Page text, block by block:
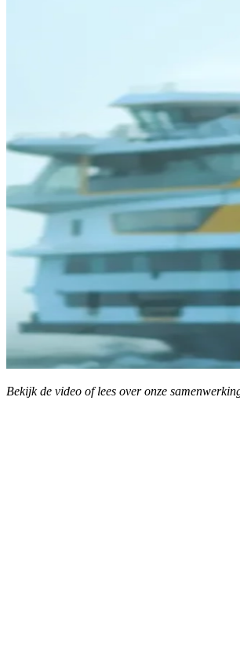
Bekijk de video of lees over onze